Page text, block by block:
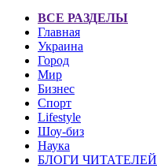
ВСЕ РАЗДЕЛЫ
Главная
Украина
Город
Мир
Бизнес
Спорт
Lifestyle
Шоу-биз
Наука
БЛОГИ ЧИТАТЕЛЕЙ